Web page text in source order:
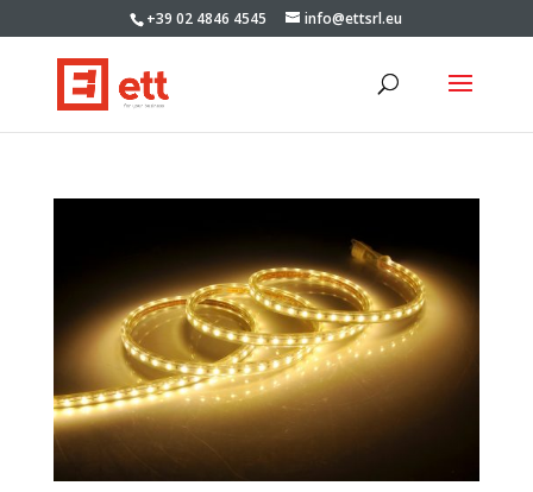
+39 02 4846 4545 info@ettsrl.eu